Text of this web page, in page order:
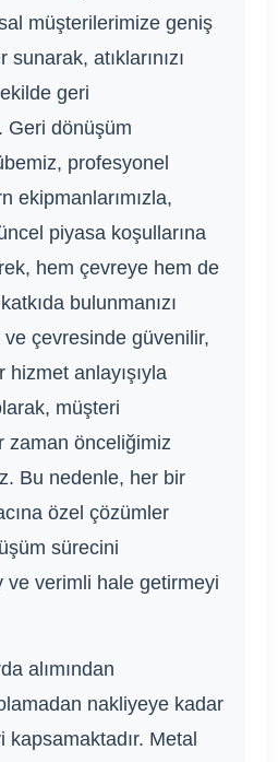
müşterilerimize geniş
atıklarınızı
geri
Geri dönüşüm
profesyonel
ekipmanlarımızla,
piyasa koşullarına
hem çevreye hem de
bulunmanızı
ve çevresinde güvenilir,
anlayışıyla
müşteri
zaman önceliğimiz
Bu nedenle, her bir
özel çözümler
sürecini
ve verimli hale getirmeyi
alımından
nakliyeye kadar
Metal